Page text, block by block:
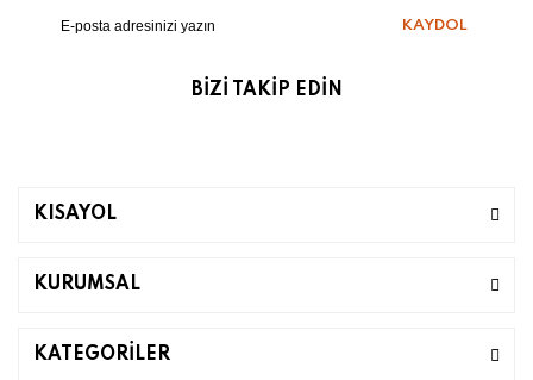
KAYDOL
BİZİ TAKİP EDİN
KISAYOL
KURUMSAL
KATEGORİLER